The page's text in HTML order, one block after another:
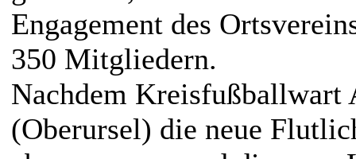
Engagement des
350 Mitgliedern.
Nachdem Kreisfußballwart
(Oberursel) die neue